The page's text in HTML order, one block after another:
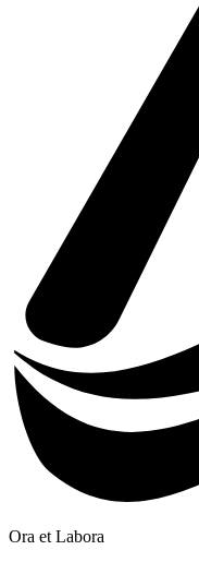
Ora et Labora